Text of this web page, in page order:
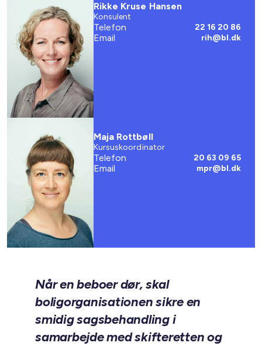
Når en beboer dør, skal
boligorganisationen sikre en
smidig sagsbehandling i
samarbejde med skifteretten og
Rikke Kruse Hansen
Konsulent
Telefon 22 16 20 86
Email rih@bl.dk
Maja Rottbøll
Kursuskoordinator
Telefon 20 63 09 65
Email mpr@bl.dk